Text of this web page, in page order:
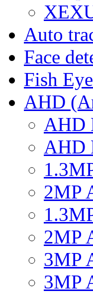
Auto
Face
Fish
AHD
AHD
AHD
2MP
2MP
3MP
3MP